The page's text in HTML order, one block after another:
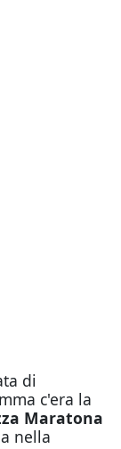
di
c'era la
Maratona
nella